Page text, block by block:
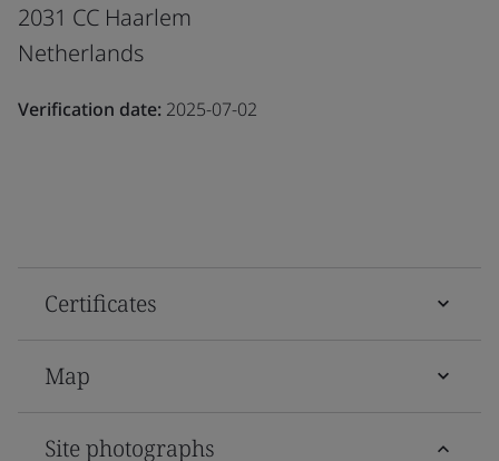
2031 CC Haarlem
Netherlands
Verification date: 2025-07-02
Certificates
Map
Site photographs